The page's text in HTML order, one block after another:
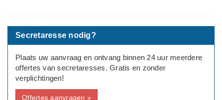
Secretaresse nodig?
Plaats uw aanvraag en ontvang binnen 24 uur meerdere
offertes van secretaresses. Gratis en zonder
verplichtingen!
Offertes aanvragen »